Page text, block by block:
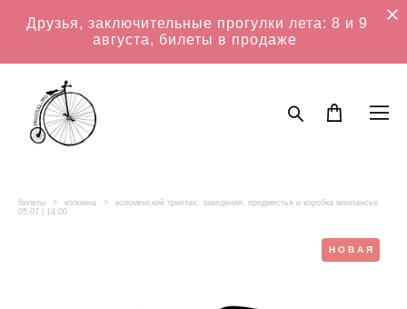
Друзья, заключительные прогулки лета: 8 и 9
августа, билеты в продаже
билеты > коломна >
коломенский триптих: заведения, предместья и коробка монпансье
05.07 | 14:00
НОВАЯ